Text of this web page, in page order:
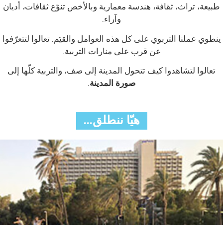
طبيعة، تراث، ثقافة، هندسة معمارية وبالأخص تنوّع ثقافات، أديان
وآراء.
ينطوي عملنا التربوي على كل هذه العوامل والقيَم. تعالوا لتتعرّفوا
عن قرب على منارات التربية.
تعالوا لتشاهدوا كيف تتحول المدينة إلى صف، والتربية كلّها إلى
صورة المدينة.
هيّا ننطلق...